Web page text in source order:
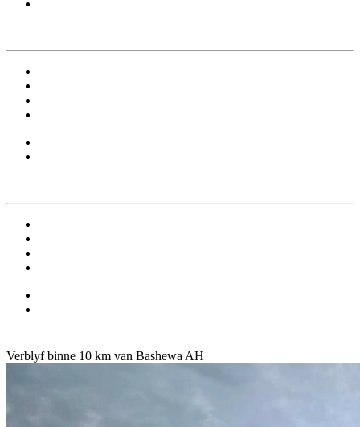
Verblyf binne 10 km van Bashewa AH